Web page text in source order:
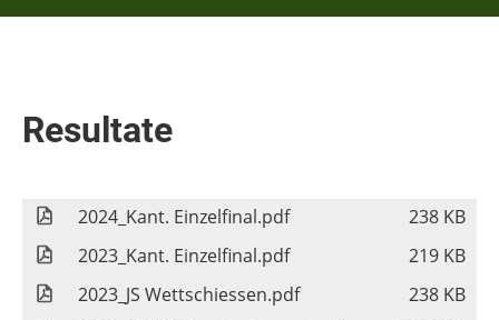
Resultate
2024_Kant. Einzelfinal.pdf
238 KB
2023_Kant. Einzelfinal.pdf
219 KB
2023_JS Wettschiessen.pdf
238 KB